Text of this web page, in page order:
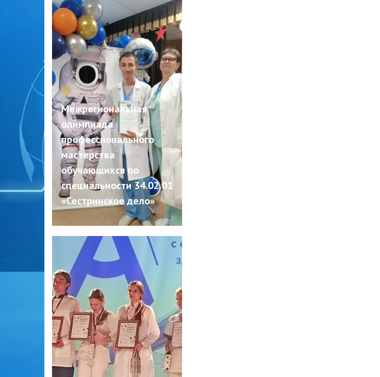
Межрегиональная
олимпиада
профессионального
мастерства
обучающихся по
специальности 34.02.01
«Сестринское дело»